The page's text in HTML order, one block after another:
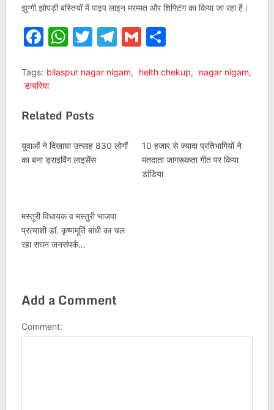
झुग्गी झोपड़ी बस्तियों में पाइप लाइन मरम्मत और शिफ्टिंग का किया जा रहा है।
Facebook
WhatsApp
Twitter
Telegram
GmailShare
Tags: bilaspur nagar nigam, helth chekup, nagar nigam,
डायरिया
Related Posts
युवाओं ने दिखाया उत्साह 830 लोगों
का बना ड्राइविंग लाइसेंस
10 हजार से ज्यादा प्रतिभागियों ने
मतदाता जागरूकता गीत पर किया
डांडिया
मस्तुरी विधायक व मस्तुरी भाजपा
प्रत्याशी डॉ. कृष्णमूर्ति बांधी का चल
रहा सघन जनसंपर्क…
Add a Comment
Comment: